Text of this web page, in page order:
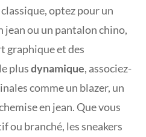
optez pour un
jean ou un pantalon chino,
graphique et des
plusdynamique, associez-
comme un blazer, un
en jean. Que vous
ou branché, les sneakers